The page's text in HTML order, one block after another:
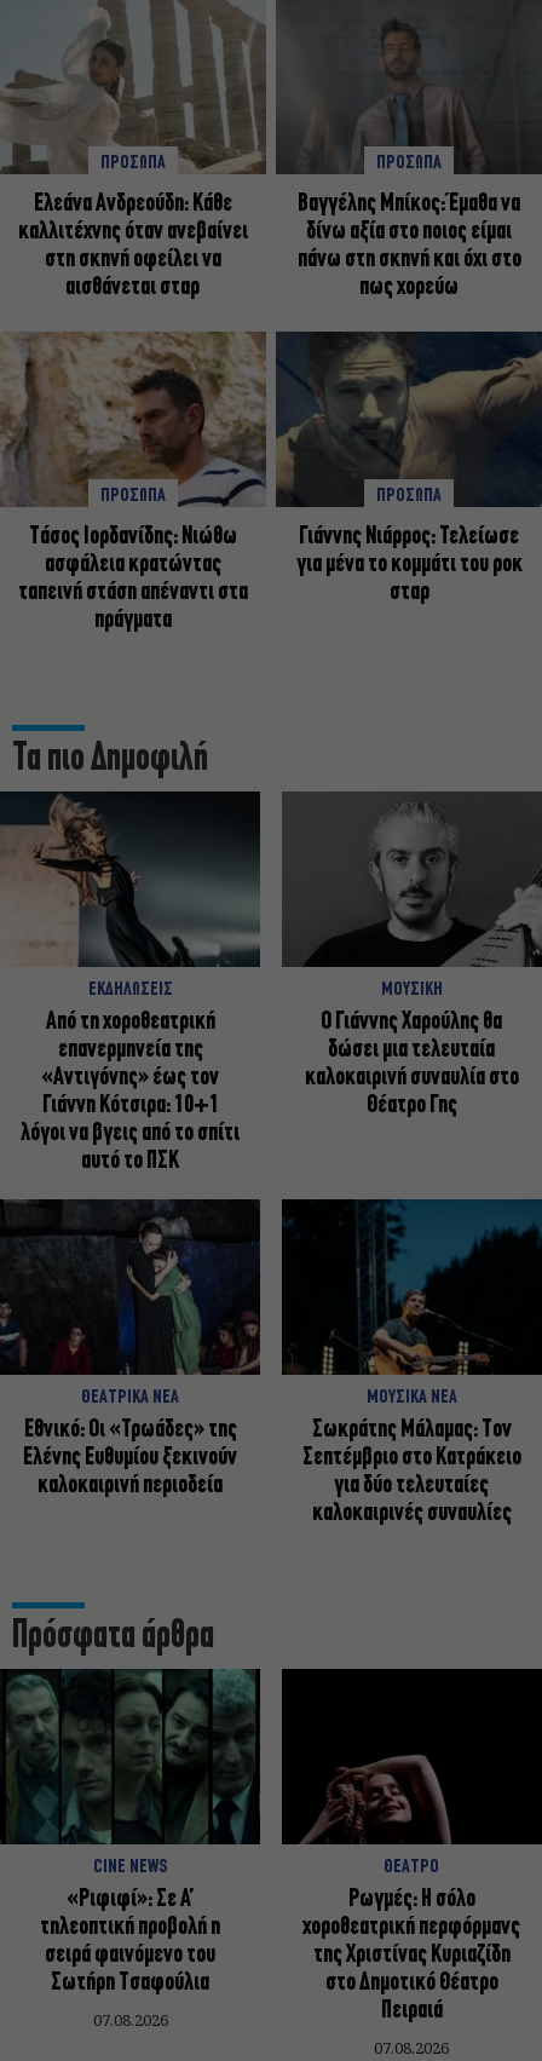
ΠΡΟΣΩΠΑ
Ελεάνα Ανδρεούδη: Κάθε
καλλιτέχνης όταν ανεβαίνει
στη σκηνή οφείλει να
αισθάνεται σταρ
ΠΡΟΣΩΠΑ
Βαγγέλης Μπίκος: Έμαθα να
δίνω αξία στο ποιος είμαι
πάνω στη σκηνή και όχι στο
πως χορεύω
ΠΡΟΣΩΠΑ
Tάσος Ιορδανίδης: Νιώθω
ασφάλεια κρατώντας
ταπεινή στάση απέναντι στα
πράγματα
ΠΡΟΣΩΠΑ
Γιάννης Νιάρρος: Τελείωσε
για μένα το κομμάτι του ροκ
σταρ
Τα πιο Δημοφιλή
ΕΚΔΗΛΩΣΕΙΣ
Από τη χοροθεατρική
επανερμηνεία της
«Αντιγόνης» έως τον
Γιάννη Κότσιρα: 10+1
λόγοι να βγεις από το σπίτι
αυτό το ΠΣΚ
ΜΟΥΣΙΚΗ
Ο Γιάννης Χαρούλης θα
δώσει μια τελευταία
καλοκαιρινή συναυλία στο
Θέατρο Γης
ΘΕΑΤΡΙΚΑ ΝΕΑ
Εθνικό: Οι «Τρωάδες» της
Ελένης Ευθυμίου ξεκινούν
καλοκαιρινή περιοδεία
ΜΟΥΣΙΚΑ ΝΕΑ
Σωκράτης Μάλαμας: Τον
Σεπτέμβριο στο Κατράκειο
για δύο τελευταίες
καλοκαιρινές συναυλίες
Πρόσφατα άρθρα
CINE NEWS
«Ριφιφί»: Σε Α’
τηλεοπτική προβολή η
σειρά φαινόμενο του
Σωτήρη Τσαφούλια
07.08.2026
ΘΕΑΤΡΟ
Ρωγμές: Η σόλο
χοροθεατρική περφόρμανς
της Χριστίνας Κυριαζίδη
στο Δημοτικό Θέατρο
Πειραιά
07.08.2026